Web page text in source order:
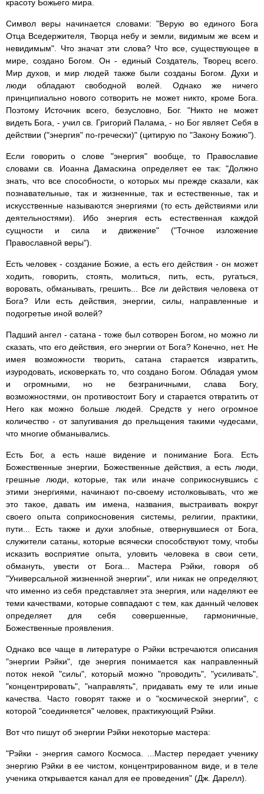
красоту Божьего мира.
Символ веры начинается словами: "Верую во единого Бога
Отца Вседержителя, Творца небу и земли, видимым же всем и
невидимым". Что значат эти слова? Что все, существующее в
мире, создано Богом. Он - единый Создатель, Творец всего.
Мир духов, и мир людей также были созданы Богом. Духи и
люди обладают свободной волей. Однако же ничего
принципиально нового сотворить не может никто, кроме Бога.
Поэтому Источник всего, безусловно, Бог. "Никто не может
видеть Бога, - учил св. Григорий Палама, - но Бог являет Себя в
действии ("энергия" по-гречески)" (цитирую по "Закону Божию").
Если говорить о слове "энергия" вообще, то Православие
словами св. Иоанна Дамаскина определяет ее так: "Должно
знать, что все способности, о которых мы прежде сказали, как
познавательные, так и жизненные, так и естественные, так и
искусственные называются энергиями (то есть действиями или
деятельностями). Ибо энергия есть естественная каждой
сущности и сила и движение" ("Точное изложение
Православной веры").
Есть человек - создание Божие, а есть его действия - он может
ходить, говорить, стоять, молиться, пить, есть, ругаться,
воровать, обманывать, грешить... Все ли действия человека от
Бога? Или есть действия, энергии, силы, направленные и
подогретые иной волей?
Падший ангел - сатана - тоже был сотворен Богом, но можно ли
сказать, что его действия, его энергии от Бога? Конечно, нет. Не
имея возможности творить, сатана старается извратить,
изуродовать, исковеркать то, что создано Богом. Обладая умом
и огромными, но не безграничными, слава Богу,
возможностями, он противостоит Богу и старается отвратить от
Него как можно больше людей. Средств у него огромное
количество - от запугивания до прельщения такими чудесами,
что многие обманывались.
Есть Бог, а есть наше видение и понимание Бога. Есть
Божественные энергии, Божественные действия, а есть люди,
грешные люди, которые, так или иначе соприкоснувшись с
этими энергиями, начинают по-своему истолковывать, что же
это такое, давать им имена, названия, выстраивать вокруг
своего опыта соприкосновения системы, религии, практики,
пути... Есть также и духи злобные, отвернувшиеся от Бога,
служители сатаны, которые всячески способствуют тому, чтобы
исказить восприятие опыта, уловить человека в свои сети,
обмануть, увести от Бога... Мастера Рэйки, говоря об
"Универсальной жизненной энергии", или никак не определяют,
что именно из себя представляет эта энергия, или наделяют ее
теми качествами, которые совпадают с тем, как данный человек
определяет для себя совершенные, гармоничные,
Божественные проявления.
Однако все чаще в литературе о Рэйки встречаются описания
"энергии Рэйки", где энергия понимается как направленный
поток некой "силы", который можно "проводить", "усиливать",
"концентрировать", "направлять", придавать ему те или иные
качества. Часто говорят также и о "космической энергии", с
которой "соединяется" человек, практикующий Рэйки.
Вот что пишут об энергии Рэйки некоторые мастера:
"Рэйки - энергия самого Космоса. ...Мастер передает ученику
энергию Рэйки в ее чистом, концентрированном виде, и в теле
ученика открывается канал для ее проведения" (Дж. Дарелл).